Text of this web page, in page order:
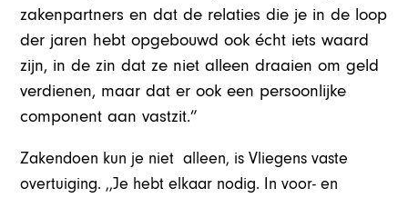
zakenpartners en dat de relaties die je in de loop
der jaren hebt opgebouwd ook écht iets waard
zijn, in de zin dat ze niet alleen draaien om geld
verdienen, maar dat er ook een persoonlijke
component aan vastzit.”
Zakendoen kun je niet alleen, is Vliegens vaste
overtuiging. ,,Je hebt elkaar nodig. In voor- en